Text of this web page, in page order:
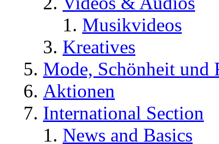
Musikvideos
Kreatives
Mode, Schönheit und
Aktionen
International Section
News and Basics